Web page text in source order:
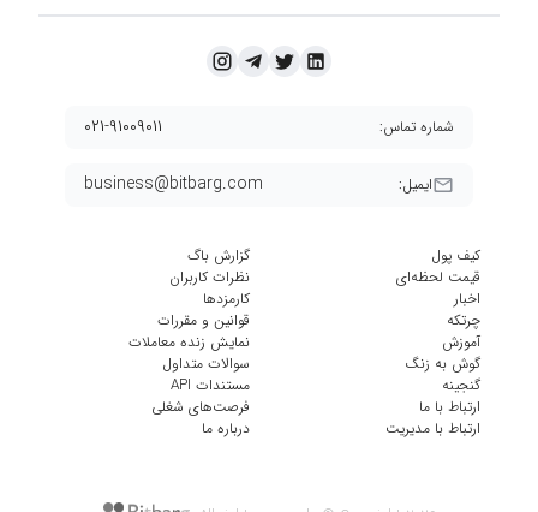
ایمیل: business@bitbarg.com
شماره تماس: ۰۲۱-۹۱۰۰۹۰۱۱
کیف پول
قیمت لحظه‌ای
اخبار
چرتکه
آموزش
گوش به زنگ
گنجینه
ارتباط با ما
ارتباط با مدیریت
گزارش باگ
نظرات کاربران
کارمزد‌ها
قوانین و مقررات
نمایش زنده معاملات
سوالات متداول
مستندات API
فرصت‌های شغلی
درباره ما